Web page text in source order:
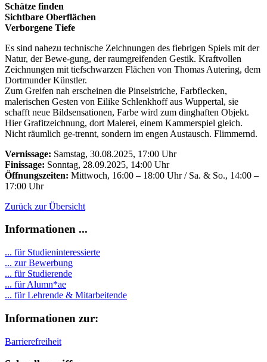
Schätze finden
Sichtbare Oberflächen
Verborgene Tiefe
Es sind nahezu technische Zeichnungen des fiebrigen Spiels mit der
Natur, der Bewe-gung, der raumgreifenden Gestik. Kraftvollen
Zeichnungen mit tiefschwarzen Flächen von Thomas Autering, dem
Dortmunder Künstler.
Zum Greifen nah erscheinen die Pinselstriche, Farbflecken,
malerischen Gesten von Eilike Schlenkhoff aus Wuppertal, sie
schafft neue Bildsensationen, Farbe wird zum dinghaften Objekt.
Hier Grafitzeichnung, dort Malerei, einem Kammerspiel gleich.
Nicht räumlich ge-trennt, sondern im engen Austausch. Flimmernd.
Vernissage: Samstag, 30.08.2025, 17:00 Uhr
Finissage: Sonntag, 28.09.2025, 14:00 Uhr
Öffnungszeiten: Mittwoch, 16:00 – 18:00 Uhr / Sa. & So., 14:00 –
17:00 Uhr
Zurück zur Übersicht
Informationen ...
... für Studieninteressierte
... zur Bewerbung
... für Studierende
... für Alumn*ae
... für Lehrende & Mitarbeitende
Informationen zur:
Barrierefreiheit